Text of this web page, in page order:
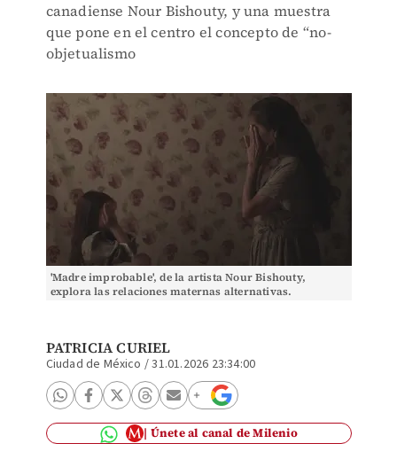
canadiense Nour Bishouty, y una muestra
que pone en el centro el concepto de “no-
objetualismo
'Madre improbable', de la artista Nour Bishouty,
explora las relaciones maternas alternativas.
PATRICIA CURIEL
Ciudad de México /31.01.2026 23:34:00
Únete al canal de Milenio